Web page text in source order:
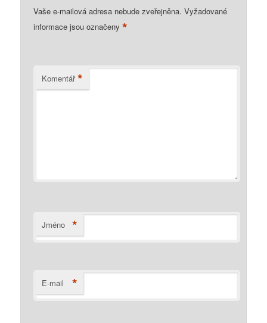
Vaše e-mailová adresa nebude zveřejněna. Vyžadované
informace jsou označeny*
Komentář *
Jméno *
E-mail *